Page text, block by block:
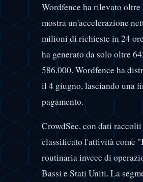
Wordfence ha rilevato
mostra un'accelerazione
milioni di richieste in 24
ha generato da solo oltre
586.000. Wordfence ha
il 4 giugno, lasciando una
pagamento.
CrowdSec, con dati
classificato l'attività come
routinaria invece di
Bassi e Stati Uniti. La